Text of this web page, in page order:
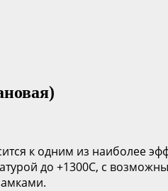
к одним из наиболее
до +1300С, с